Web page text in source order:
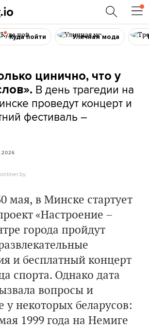
Куда пойти Уличная мода
цинично, что у
В день трагедии на
проведут концерт и
фестиваль –
мая, в Минске стартует
«Настроение –
города пройдут
и бесплатный концерт
спорта. Однако дата
вопросы и
у некоторых беларусов:
1999 года на Немиге